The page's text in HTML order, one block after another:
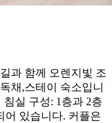
과 함께 오렌지빛 조
채,스테이 숙소입니
실 구성: 1층과 2층
어 있습니다. 커플은